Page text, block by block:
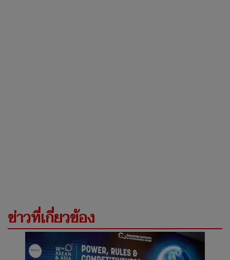
ข่าวที่เกี่ยวข้อง